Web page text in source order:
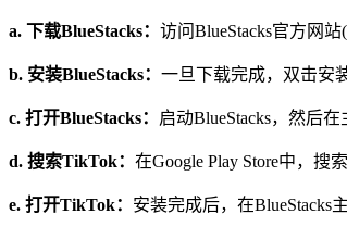
a. 下载BlueStacks： 访问BlueStacks官方网站
b. 安装BlueStacks： 一旦下载完成，双击安
c. 打开BlueStacks： 启动BlueStacks，然后在
d. 搜索TikTok： 在Google Play Store中，搜
e. 打开TikTok： 安装完成后，在BlueStacks